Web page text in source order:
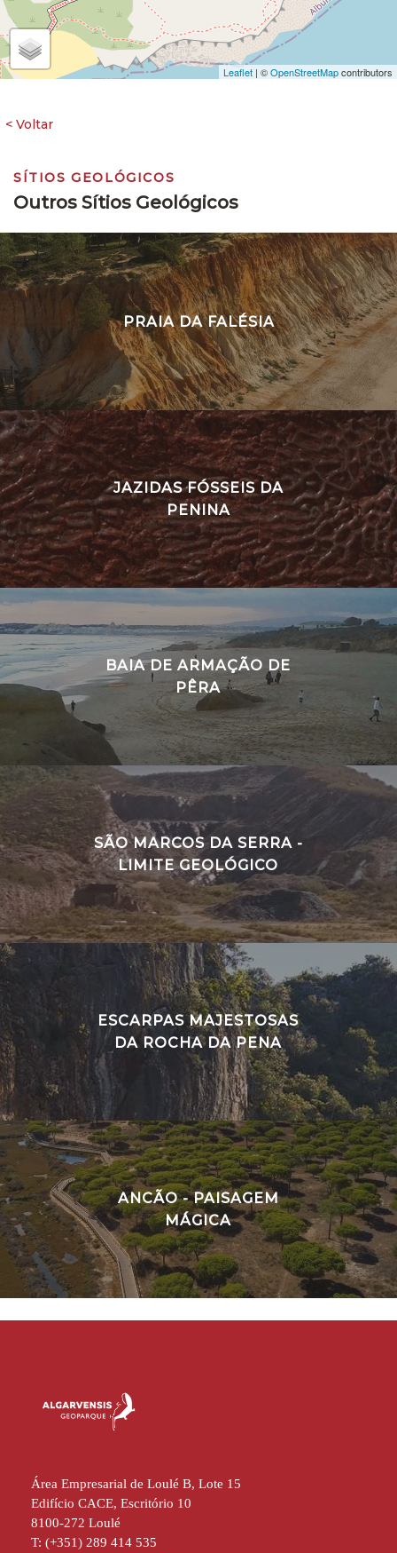
Leaflet | ©OpenStreetMapcontributors
SÍTIOS GEOLÓGICOS
Outros Sítios Geológicos
PRAIA DA FALÉSIA
JAZIDAS FÓSSEIS DA
PENINA
BAIA DE ARMAÇÃO DE
PÊRA
SÃO MARCOS DA SERRA -
LIMITE GEOLÓGICO
ESCARPAS MAJESTOSAS
DA ROCHA DA PENA
ANCÃO - PAISAGEM
MÁGICA
Área Empresarial de Loulé B, Lote 15
Edifício CACE, Escritório 10
8100-272 Loulé
T: (+351) 289 414 535